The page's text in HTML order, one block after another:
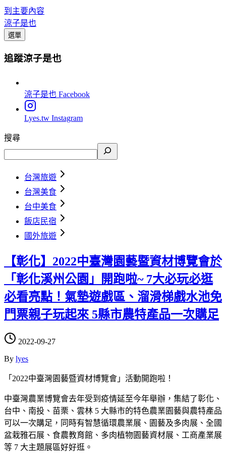
到主要內容
涼子是也
選單
追蹤涼子是也
涼子是也 Facebook
Lyes.tw Instagram
搜尋
台灣旅遊
台灣美食
台中美食
飯店民宿
國外旅遊
【彰化】2022中臺灣園藝暨資材博覽會於
「彰化溪州公園」開跑啦~ 7大必玩必逛
必看亮點！氣墊遊戲區、溜滑梯戲水池免
門票親子玩起來 5縣市農特產品一次購足
2022-09-27
By lyes
「2022中臺灣園藝暨資材博覽會」活動開跑啦！
中臺灣農業博覽會去年受到疫情延至今年舉辦，集結了彰化、
台中、南投、苗栗、雲林 5 大縣市的特色農業園藝與農特產品
可以一次購足，同時有智慧循環農業展、園藝及多肉展、全國
盆栽雅石展、食農教育館、多肉植物園藝資材展、工商產業展
等 7 大主題展區好好逛。